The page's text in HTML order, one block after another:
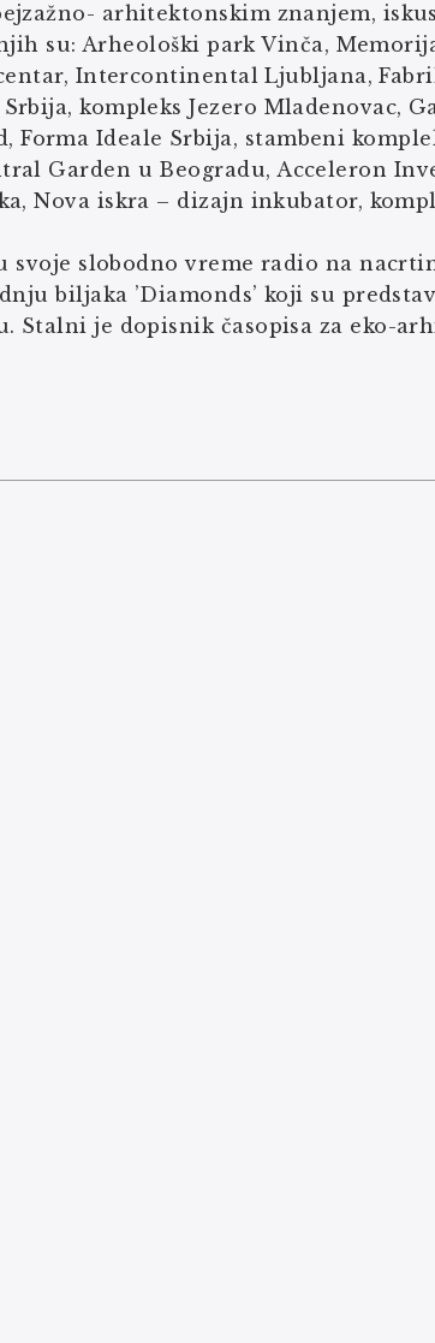
arhitektonskim znanjem,
su: Arheološki park Vinča,
Intercontinental Ljubljana,
kompleks Jezero Mladenovac,
Forma Ideale Srbija, stambeni
Garden u Beogradu, Acceleron
Nova iskra – dizajn inkubator,
svoje slobodno vreme radio na
biljaka ’Diamonds’ koji su
Stalni je dopisnik časopisa za eko-